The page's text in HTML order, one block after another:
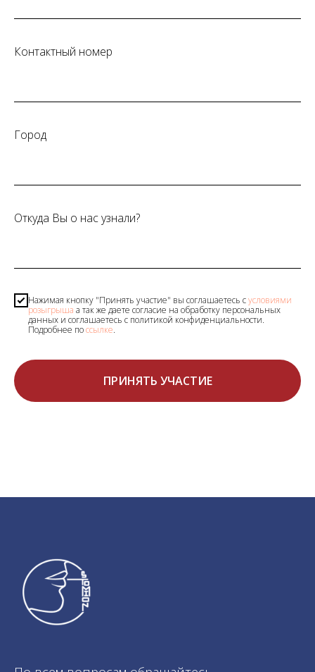
Контактный номер
Город
Откуда Вы о нас узнали?
Нажимая кнопку "Принять участие" вы соглашаетесь сусловиями
розыгрыша а так же даете согласие на обработку персональных
данных и соглашаетесь c политикой конфиденциальности.
Подробнее поссылке.
ПРИНЯТЬ УЧАСТИЕ